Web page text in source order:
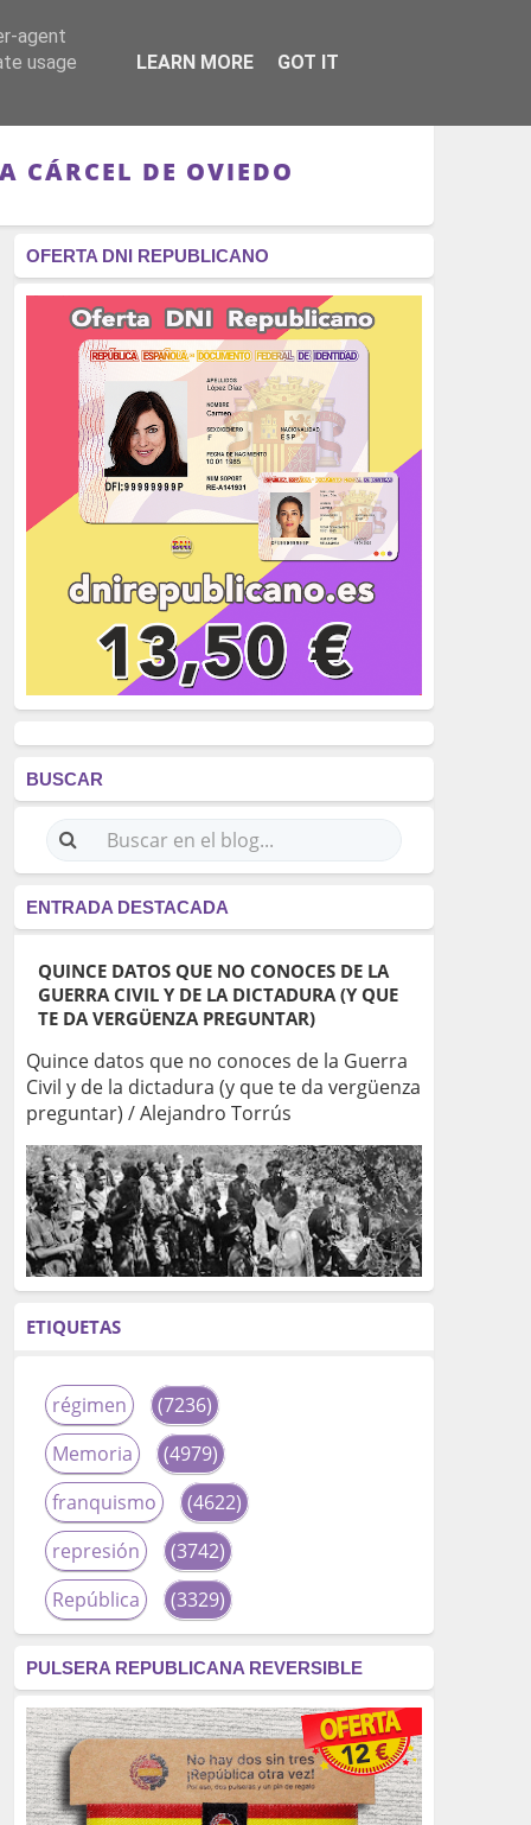
RÉGIMEN - MONARQUÍA
CÁRCEL DE OVIEDO
OFERTA DNI REPUBLICANO
BUSCAR
ENTRADA DESTACADA
QUINCE DATOS QUE NO CONOCES DE LA
GUERRA CIVIL Y DE LA DICTADURA (Y QUE
TE DA VERGÜENZA PREGUNTAR)
Quince datos que no conoces de la Guerra
Civil y de la dictadura (y que te da vergüenza
preguntar) / Alejandro Torrús
ETIQUETAS
régimen
(7236)
Memoria
(4979)
franquismo
(4622)
represión
(3742)
República
(3329)
fascismo
(2677)
tardofranquismo
(2320)
Actualidad
(2319)
PULSERA REPUBLICANA REVERSIBLE
agent
usage
LEARN MORE GOT IT